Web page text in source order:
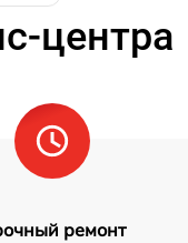
центра
ремонт